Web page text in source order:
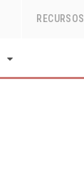
RECURSOS